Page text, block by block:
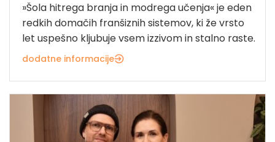
»Šola hitrega branja in modrega učenja« je eden
redkih domačih franšiznih sistemov, ki že vrsto
let uspešno kljubuje vsem izzivom in stalno raste.
dodatne informacije